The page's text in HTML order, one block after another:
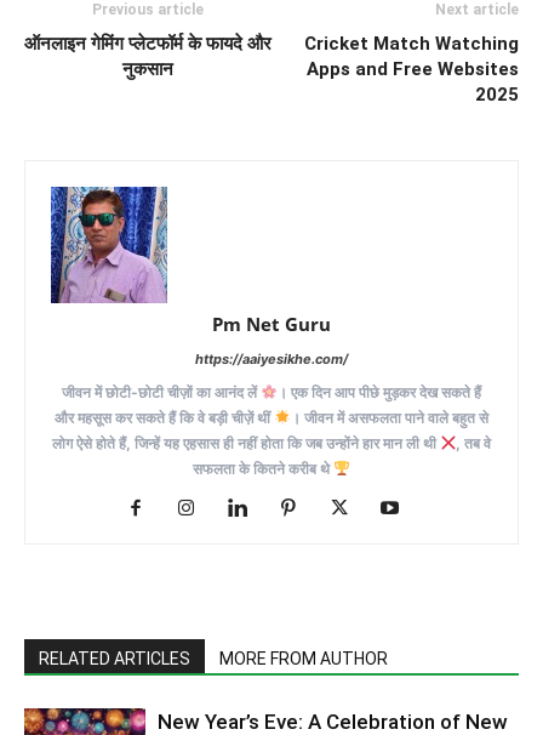
Previous article
ऑनलाइन गेमिंग प्लेटफॉर्म के फायदे और
नुकसान
Next article
Cricket Match Watching
Apps and Free Websites
2025
Pm Net Guru
https://aaiyesikhe.com/
जीवन में छोटी-छोटी चीज़ों का आनंद लें
। एक दिन आप पीछे मुड़कर देख सकते हैं
और महसूस कर सकते हैं कि वे बड़ी चीज़ें थीं
। जीवन में असफलता पाने वाले बहुत से
लोग ऐसे होते हैं, जिन्हें यह एहसास ही नहीं होता कि जब उन्होंने हार मान ली थी
, तब वे
सफलता के कितने करीब थे
RELATED ARTICLES MORE FROM AUTHOR
New Year’s Eve: A Celebration of New